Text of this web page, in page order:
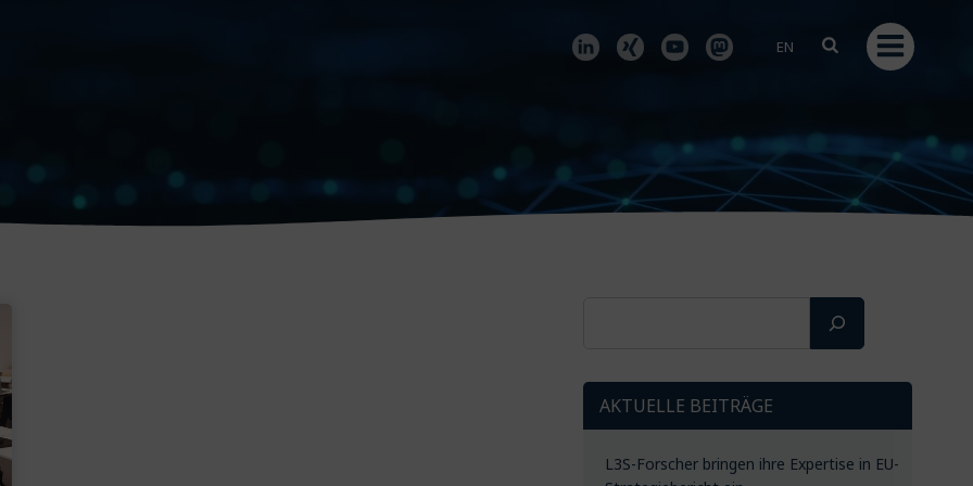
EN
AKTUELLE BEITRÄGE
L3S-Forscher bringen ihre Expertise in EU-